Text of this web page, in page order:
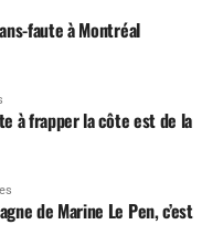
faute à Montréal
à frapper la côte est de la
de Marine Le Pen, c’est